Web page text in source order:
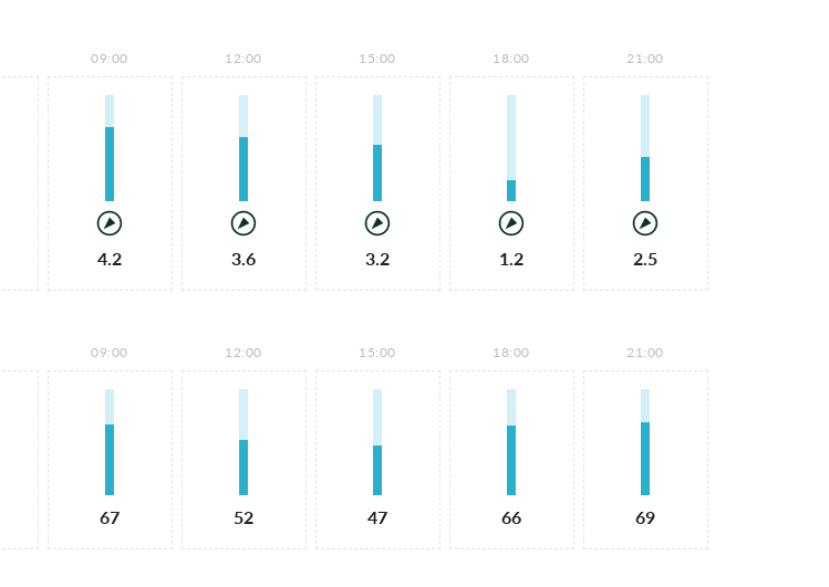
09:00
4.2
12:00
3.6
15:00
3.2
18:00
1.2
21:00
2.5
09:00
67
12:00
52
15:00
47
18:00
66
21:00
69